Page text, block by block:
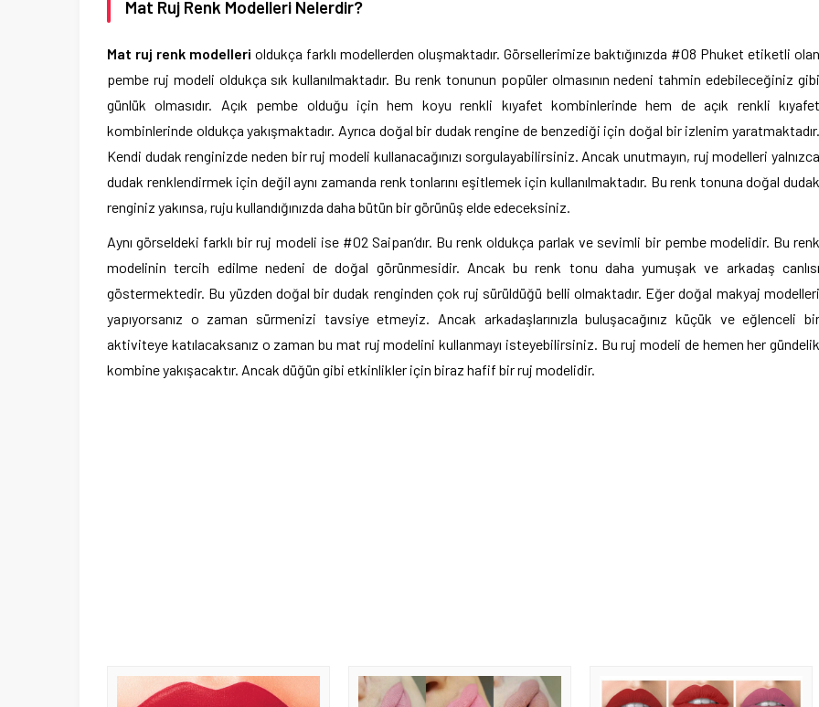
Mat Ruj Renk Modelleri Nelerdir?
Mat ruj renk modelleri oldukça farklı modellerden oluşmaktadır. Görsellerimize baktığınızda #08 Phuket etiketli olan
pembe ruj modeli oldukça sık kullanılmaktadır. Bu renk tonunun popüler olmasının nedeni tahmin edebileceğiniz gibi
günlük olmasıdır. Açık pembe olduğu için hem koyu renkli kıyafet kombinlerinde hem de açık renkli kıyafet
kombinlerinde oldukça yakışmaktadır. Ayrıca doğal bir dudak rengine de benzediği için doğal bir izlenim yaratmaktadır.
Kendi dudak renginizde neden bir ruj modeli kullanacağınızı sorgulayabilirsiniz. Ancak unutmayın, ruj modelleri yalnızca
dudak renklendirmek için değil aynı zamanda renk tonlarını eşitlemek için kullanılmaktadır. Bu renk tonuna doğal dudak
renginiz yakınsa, ruju kullandığınızda daha bütün bir görünüş elde edeceksiniz.
Aynı görseldeki farklı bir ruj modeli ise #02 Saipan’dır. Bu renk oldukça parlak ve sevimli bir pembe modelidir. Bu renk
modelinin tercih edilme nedeni de doğal görünmesidir. Ancak bu renk tonu daha yumuşak ve arkadaş canlısı
göstermektedir. Bu yüzden doğal bir dudak renginden çok ruj sürüldüğü belli olmaktadır. Eğer doğal makyaj modelleri
yapıyorsanız o zaman sürmenizi tavsiye etmeyiz. Ancak arkadaşlarınızla buluşacağınız küçük ve eğlenceli bir
aktiviteye katılacaksanız o zaman bu mat ruj modelini kullanmayı isteyebilirsiniz. Bu ruj modeli de hemen her gündelik
kombine yakışacaktır. Ancak düğün gibi etkinlikler için biraz hafif bir ruj modelidir.